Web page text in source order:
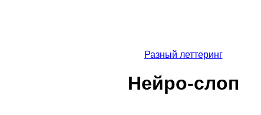
Разный леттеринг
Нейро-слоп